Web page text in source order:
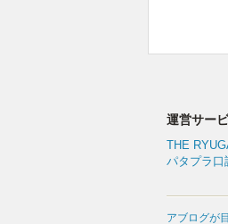
運営サー
THE
パタプラ口
アブログが